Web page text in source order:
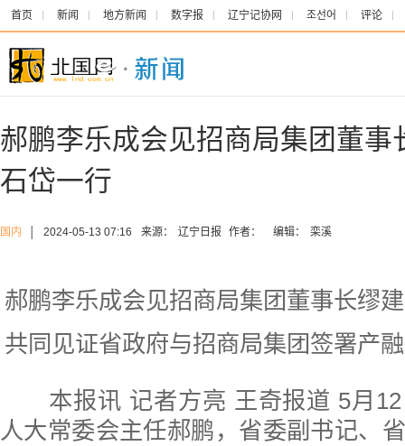
首页 新闻 地方新闻 数字报 辽宁记协网 조선어 评论
郝鹏李乐成会见招商局集团董事
石岱一行
国内 2024-05-13 07:16 来源： 辽宁日报 作者： 编辑： 栾溪
郝鹏李乐成会见招商局集团董事长缪
共同见证省政府与招商局集团签署产
本报讯 记者方亮 王奇报道 5月12
人大常委会主任郝鹏，省委副书记、